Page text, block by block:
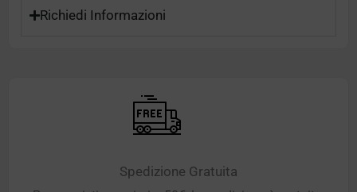
Richiedi Informazioni
Spedizione Gratuita